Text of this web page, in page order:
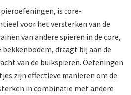
is core-
voor het versterken van de
van andere spieren in de core,
bekkenbodem, draagt bij aan de
van de buikspieren. Oefeningen
zijn effectieve manieren om de
in combinatie met andere